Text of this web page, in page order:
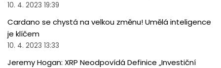
10. 4. 2023 19:39
Cardano se chystá na velkou změnu! Umělá inteligence
je klíčem
10. 4. 2023 13:33
Jeremy Hogan: XRP Neodpovídá Definice „Investiční